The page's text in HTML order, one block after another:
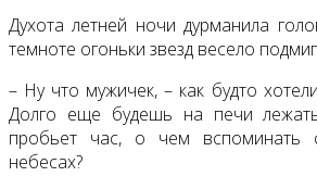
Духота летней ночи дурманила
темноте огоньки звезд весело
– Ну что мужичек, – как будто
Долго еще будешь на печи
пробьет час, о чем вспоминать
небесах?